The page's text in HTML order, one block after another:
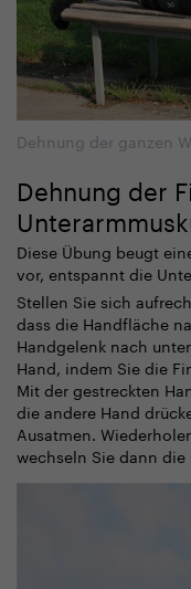
Dehnung der ganzen
Dehnung der
Diese Übung beugt
vor, entspannt die
Stellen Sie sich
dass die Handfläche
Handgelenk nach
Hand, indem Sie die
Mit der gestreckten
die andere Hand
Ausatmen.
wechseln Sie dann die